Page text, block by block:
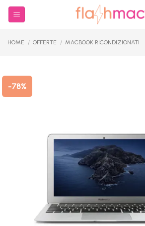
Salta
HOME / OFFERTE / MACBOOK RICONDIZIONATI
-78%